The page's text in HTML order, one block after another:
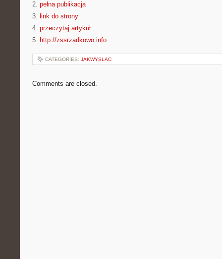
2. pełna publikacja
3. link do strony
4. przeczytaj artykuł
5. http://zssrzadkowo.info
CATEGORIES: JAKWYSLAC
Comments are closed.